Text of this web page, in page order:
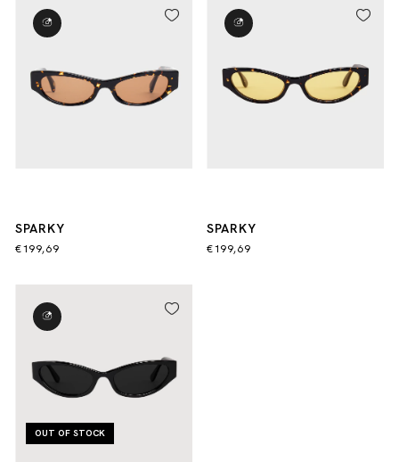
SPARKY
€199,69
SPARKY
€199,69
OUT OF STOCK